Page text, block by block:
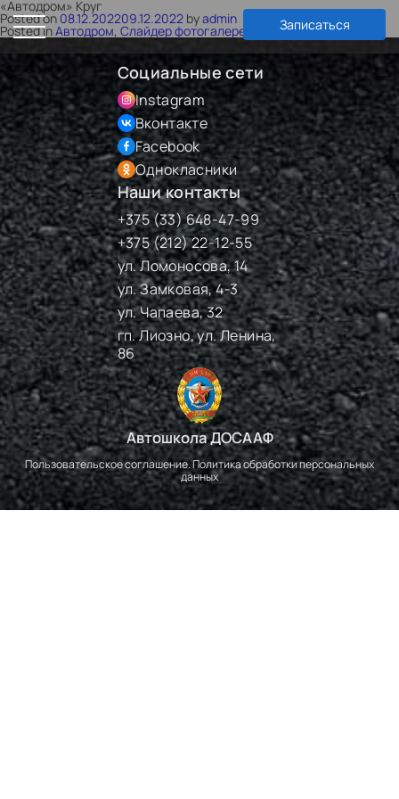
Записаться
«Автодром» Круг
Posted on 08.12.202209.12.2022 byadmin
Posted inАвтодром, Слайдер фотогалереи
Социальные сети
Instagram
Вконтакте
Facebook
Однокласники
Наши контакты
+375 (33) 648-47-99
+375 (212) 22-12-55
ул. Ломоносова, 14
ул. Замковая, 4-3
ул. Чапаева, 32
гп. Лиозно, ул. Ленина,
86
Автошкола ДОСААФ
Пользовательское соглашение. Политика обработки персональных
данных